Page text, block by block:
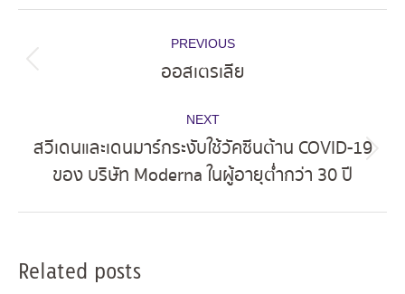
navigation
PREVIOUS
Previous
ออสเตรเลีย
NEXT
Next
post:
สวีเดนและเดนมาร์กระงับใช้วัคซีนต้าน COVID-19
ของ บริษัท Moderna ในผู้อายุต่ำกว่า 30 ปี
Related posts